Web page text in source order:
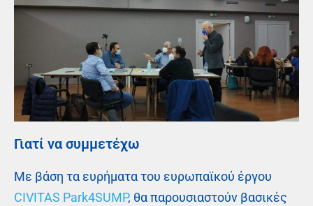
Γιατί να συμμετέχω
Με βάση τα ευρήματα του ευρωπαϊκού έργου
CIVITAS Park4SUMP, θα παρουσιαστούν βασικές